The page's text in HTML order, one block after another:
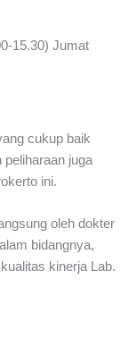
15.30) Jumat
cukup baik
peliharaan juga
ini.
oleh dokter
bidangnya,
kinerja Lab.